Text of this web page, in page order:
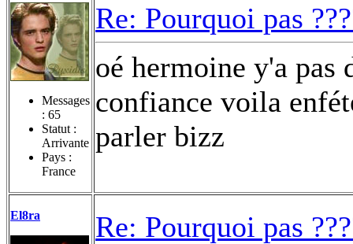
Messages
: 65
Statut :
Arrivante
Pays :
France
Re: Pourquoi pas
oé hermoine y'a pas
confiance voila
parler bizz
El8ra
Re: Pourquoi pas